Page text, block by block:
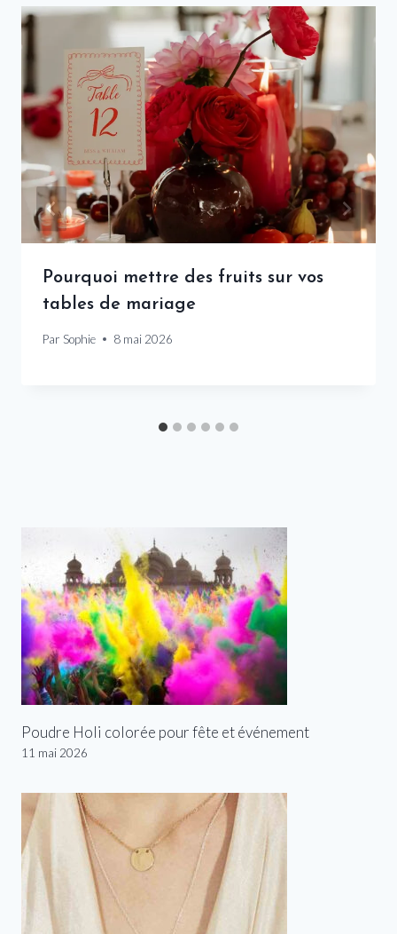
Pourquoi mettre des fruits sur vos
tables de mariage
Par Sophie 8 mai 2026
Poudre Holi colorée pour fête et événement
11 mai 2026